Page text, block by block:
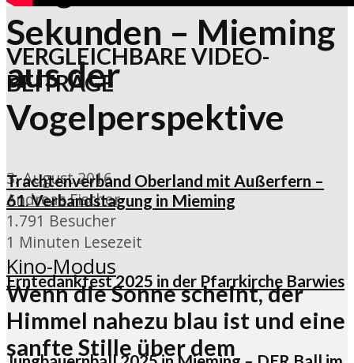
VERGLEICHBARE VIDEO-
BEITRÄGE
Trachtenverband Oberland mit Außerfern –
61. Verbandstagung in Mieming
Erntedankfest 2025 in der Pfarrkirche Barwies
Sekunden – Mieming
aus der
Vogelperspektive
3. August 2016
Andreas Fischer
1.791 Besucher
1 Minuten Lesezeit
Kino-Modus
Wenn die Sonne scheint, der
Himmel nahezu blau ist und eine
sanfte Stille über dem